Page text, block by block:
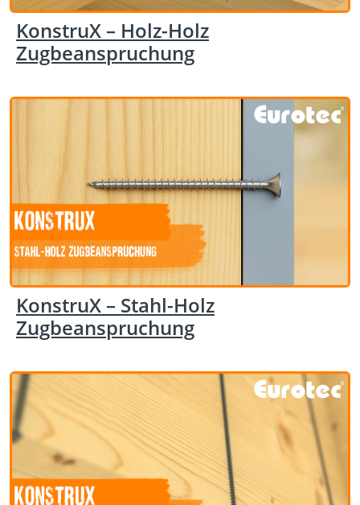
KonstruX – Holz-Holz
Zugbeanspruchung
KonstruX – Stahl-Holz
Zugbeanspruchung